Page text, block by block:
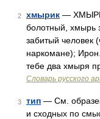
2 хмырик —
болотный, хмырь
забитый человек
наркомане);
тебе два хмыря
Словарь русского
3 тип — См.
и сходных по